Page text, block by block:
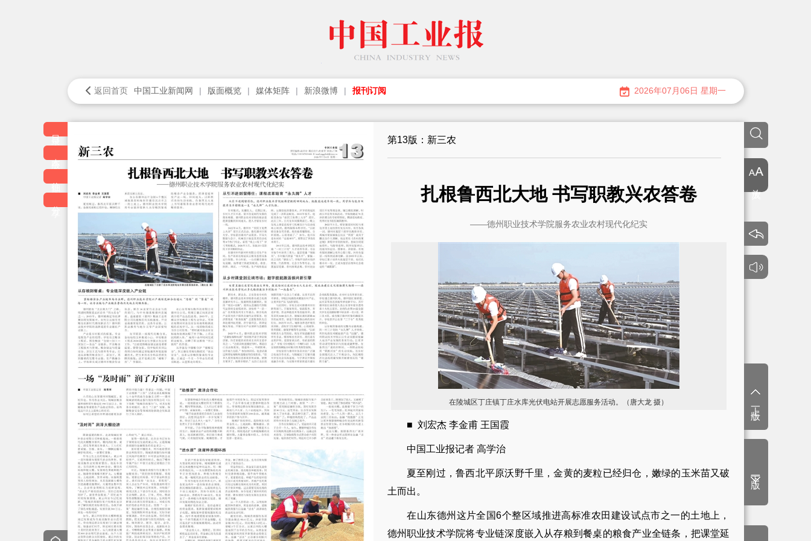
返回首页 中国工业新闻网 版面概览 媒体矩阵 新浪微博 报刊订阅 2026年07月06日 星期一
第13版：新三农
扎根鲁西北大地 书写职教兴农答卷
——德州职业技术学院服务农业农村现代化纪实
在陵城区丁庄镇丁庄水库光伏电站开展志愿服务活动。（唐大龙 摄）
■ 刘宏杰 李金甫 王国霞
中国工业报记者 高学治
夏至刚过，鲁西北平原沃野千里，金黄的麦粒已经归仓，嫩绿的玉米苗又破
土而出。
在山东德州这片全国6个整区域推进高标准农田建设试点市之一的土地上，
德州职业技术学院将专业链深度嵌入从存粮到餐桌的粮食产业全链条，把课堂延